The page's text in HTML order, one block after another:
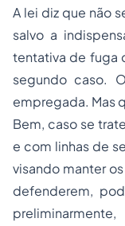
A lei diz que não
salvo a
tentativa de fuga
segundo caso.
empregada. Mas
Bem, caso se
e com linhas de
visando manter
defenderem,